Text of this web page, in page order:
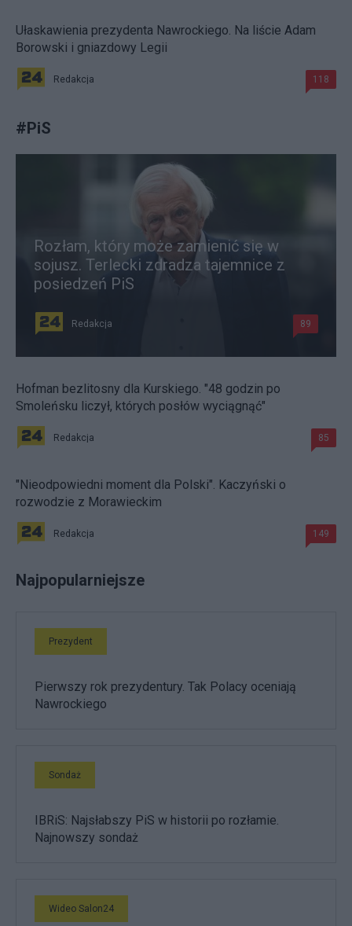
Ułaskawienia prezydenta Nawrockiego. Na liście Adam
Borowski i gniazdowy Legii
Redakcja 118
#PiS
Rozłam, który może zamienić się w
sojusz. Terlecki zdradza tajemnice z
posiedzeń PiS
Redakcja 89
Hofman bezlitosny dla Kurskiego. "48 godzin po
Smoleńsku liczył, których posłów wyciągnąć"
Redakcja 85
"Nieodpowiedni moment dla Polski". Kaczyński o
rozwodzie z Morawieckim
Redakcja 149
Najpopularniejsze
Prezydent
Pierwszy rok prezydentury. Tak Polacy oceniają
Nawrockiego
Sondaż
IBRiS: Najsłabszy PiS w historii po rozłamie.
Najnowszy sondaż
Wideo Salon24